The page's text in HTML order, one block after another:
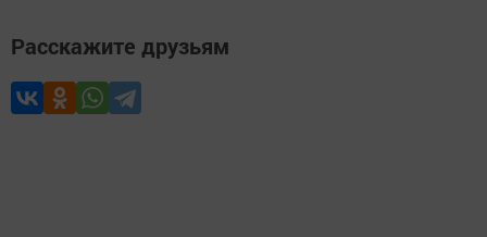
Расскажите друзьям